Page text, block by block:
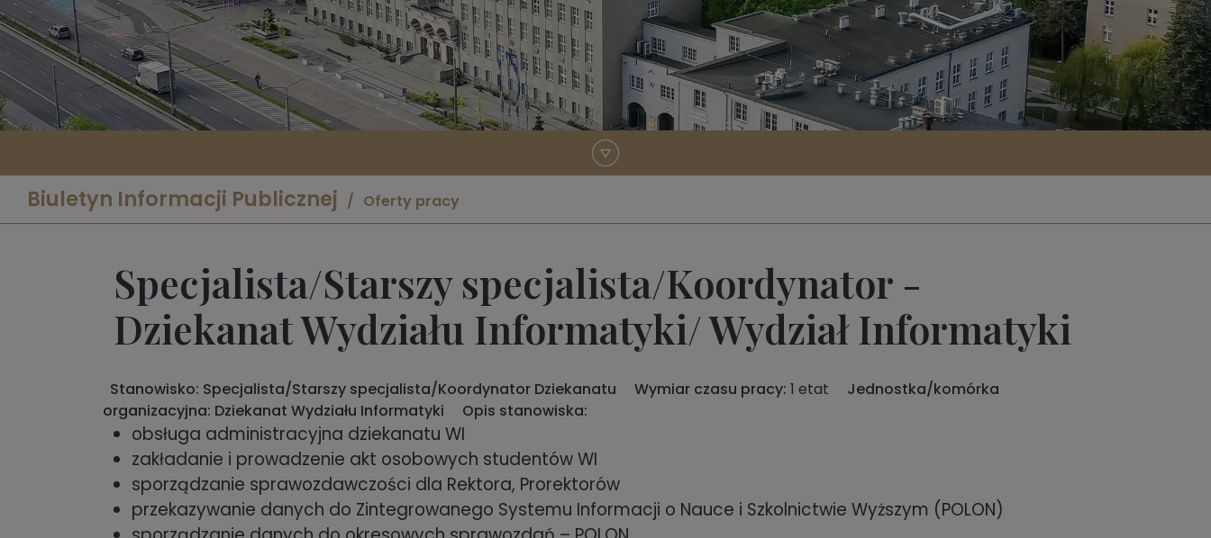
Biuletyn Informacji Publicznej Oferty pracy
Specjalista/Starszy specjalista/Koordynator -
Dziekanat Wydziału Informatyki/ Wydział Informatyki
Stanowisko: Specjalista/Starszy specjalista/Koordynator Dziekanatu Wymiar czasu pracy: 1 etat Jednostka/komórka
organizacyjna: Dziekanat Wydziału Informatyki
Opis stanowiska:
obsługa administracyjna dziekanatu WI
zakładanie i prowadzenie akt osobowych studentów WI
sporządzanie sprawozdawczości dla Rektora, Prorektorów
przekazywanie danych do Zintegrowanego Systemu Informacji o Nauce i Szkolnictwie Wyższym (POLON)